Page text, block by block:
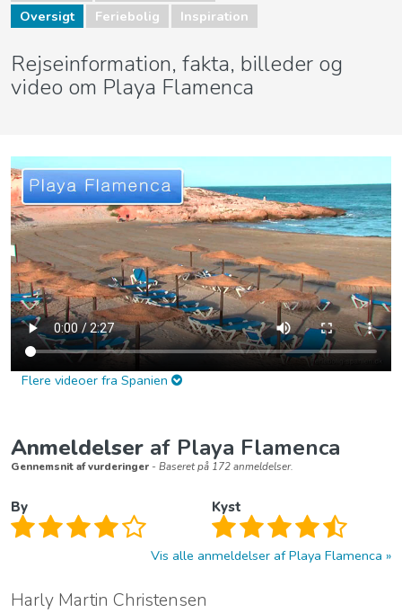
Oversigt
Feriebolig Inspiration
Rejseinformation, fakta, billeder og
video om Playa Flamenca
Flere videoer fra Spanien
Anmeldelser af Playa Flamenca
Gennemsnit af vurderinger - Baseret på 172 anmeldelser.
By Kyst
Vis alle anmeldelser af Playa Flamenca
Harly Martin Christensen